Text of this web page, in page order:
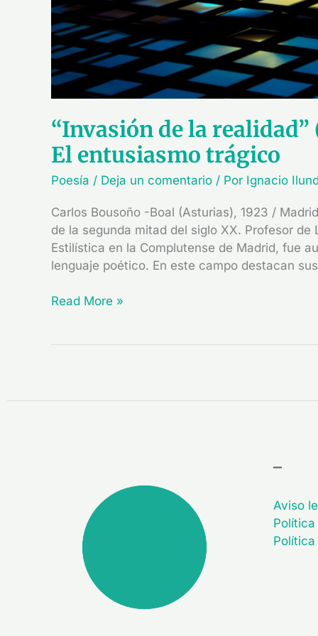
“Invasión de la realidad”
El entusiasmo trágico
Poesía / Deja un comentario / Por Ignacio
Carlos Bousoño -Boal (Asturias), 1923 /
de la segunda mitad del siglo XX. Profesor
Estilística en la Complutense de Madrid, fue
lenguaje poético. En este campo destacan
Read More »
–
Aviso